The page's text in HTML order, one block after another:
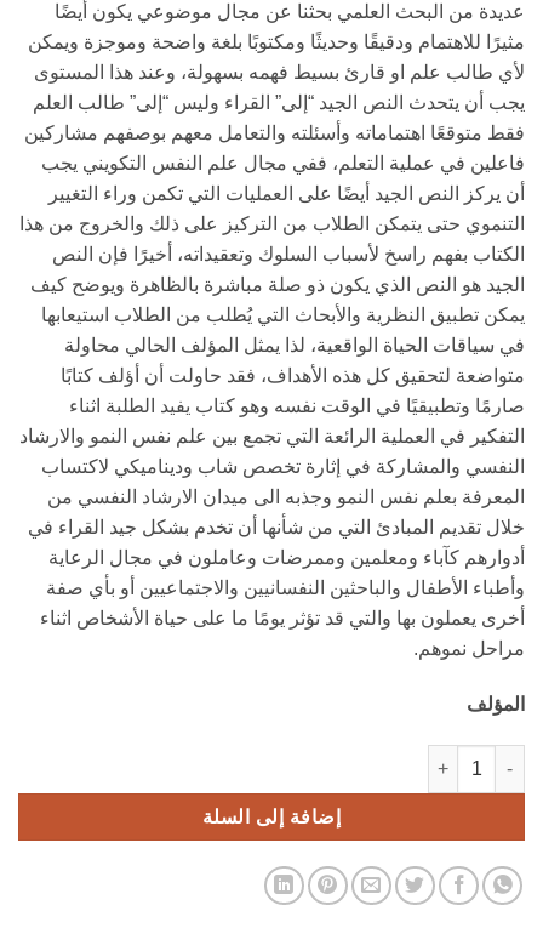
عديدة من البحث العلمي بحثنا عن مجال موضوعي يكون أيضًا
مثيرًا للاهتمام ودقيقًا وحديثًا ومكتوبًا بلغة واضحة وموجزة ويمكن
لأي طالب علم او قارئ بسيط فهمه بسهولة، وعند هذا المستوى
يجب أن يتحدث النص الجيد “إلى” القراء وليس “إلى” طالب العلم
فقط متوقعًا اهتماماته وأسئلته والتعامل معهم بوصفهم مشاركين
فاعلين في عملية التعلم، ففي مجال علم النفس التكويني يجب
أن يركز النص الجيد أيضًا على العمليات التي تكمن وراء التغيير
التنموي حتى يتمكن الطلاب من التركيز على ذلك والخروج من هذا
الكتاب بفهم راسخ لأسباب السلوك وتعقيداته، أخيرًا فإن النص
الجيد هو النص الذي يكون ذو صلة مباشرة بالظاهرة ويوضح كيف
يمكن تطبيق النظرية والأبحاث التي يُطلب من الطلاب استيعابها
في سياقات الحياة الواقعية، لذا يمثل المؤلف الحالي محاولة
متواضعة لتحقيق كل هذه الأهداف، فقد حاولت أن أؤلف كتابًا
صارمًا وتطبيقيًا في الوقت نفسه وهو كتاب يفيد الطلبة اثناء
التفكير في العملية الرائعة التي تجمع بين علم نفس النمو والارشاد
النفسي والمشاركة في إثارة تخصص شاب وديناميكي لاكتساب
المعرفة بعلم نفس النمو وجذبه الى ميدان الارشاد النفسي من
خلال تقديم المبادئ التي من شأنها أن تخدم بشكل جيد القراء في
أدوارهم كآباء ومعلمين وممرضات وعاملون في مجال الرعاية
وأطباء الأطفال والباحثين النفسانيين والاجتماعيين أو بأي صفة
أخرى يعملون بها والتي قد تؤثر يومًا ما على حياة الأشخاص اثناء
مراحل نموهم.
المؤلف
كمية توجهات ارشادية علمية وعملية في سيكولوجية نمو الطفل والمراهقpdf
إضافة إلى السلة